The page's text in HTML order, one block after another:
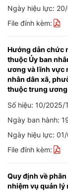
Ngày hiệu lực:
File đính kèm:
Hướng dẫn chức
thuộc Ủy ban
ương và lĩnh vực
nhân dân xã,
thuộc trung ương
Số hiệu: 10/2025/
Ngày ban hành:
Ngày hiệu lực:
File đính kèm:
Quy định về
nhiệm vụ quản